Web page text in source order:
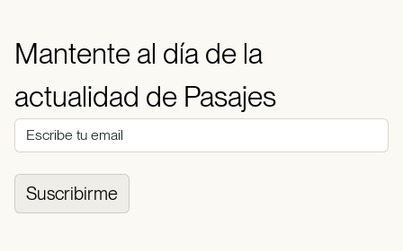
Mantente al día de la
actualidad de Pasajes
Suscribirme